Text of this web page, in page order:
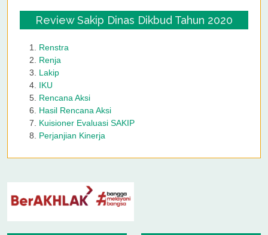
Review Sakip Dinas Dikbud Tahun 2020
Renstra
Renja
Lakip
IKU
Rencana Aksi
Hasil Rencana Aksi
Kuisioner Evaluasi SAKIP
Perjanjian Kinerja